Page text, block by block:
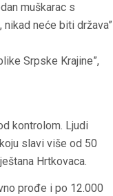
muškarac s
neće biti država”
Srpske Krajine”,
kontrolom. Ljudi
slavi više od 50
Hrtkovaca.
prođe i po 12.000